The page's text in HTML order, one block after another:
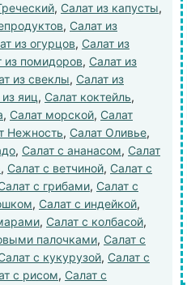
, Салат из капусты,
, Салат из
из огурцов, Салат из
из помидоров, Салат из
из свеклы, Салат из
яиц, Салат коктейль,
, Салат морской, Салат
Нежность, Салат Оливье,
, Салат с ананасом, Салат
, Салат с ветчиной, Салат с
с грибами, Салат с
, Салат с индейкой,
, Салат с колбасой,
палочками, Салат с
с кукурузой, Салат с
с рисом, Салат с